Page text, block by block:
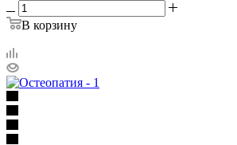
В корзину